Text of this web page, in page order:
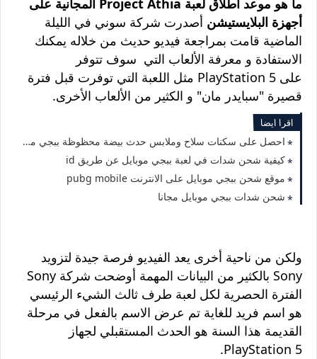
ما هو موعد اطلاق لعبة Project Athia المجانية على
أجهزة البلايستيشن أصدرت شركة سوني في الليلة
الماضية قامت بمراجعة فيديو حديث من خلاله يمكنك
الاستفادة و معرفة الألعاب التي سوف تتوفر
على PlayStation 5 مثل اللعبة التي توفرت قبل فترة
قصيرة "سبايدر مان" و الكثير من الألعاب الأخرى.
اقرا ايضا
احصل على سكنات سلاح وملابس حدث بيضة محظوظة ببجي موبايل
كيفية شحن شدات في لعبة ببجي موبايل عن طريق id
موقع شحن ببجي موبايل على الانترنت pubg mobile
شحن شدات ببجي موبايل مجانا
ولكن من ناحية أخرى يعد الفيديو فرصة جيدة لتزويد
Sony بالكثير من البيانات المهمة
أوضحت شركة Sony
الفترة الحصرية لكل لعبة طرف ثالث الشيء الرئيسي
هو اسم فريد للغاية تم عرض الاسم بالفعل في مرحلة
القديمة هذا السنة هو الحدث المستقبلي لجهاز
PlayStation 5.